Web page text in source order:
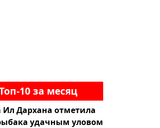
10 за месяц
Ил Дархана отметила
удачным уловом